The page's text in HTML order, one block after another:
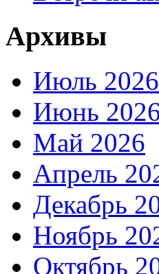
Архивы
Июль 2026
Июнь
Май 2026
Апрель
Декабрь
Ноябрь
Октябрь